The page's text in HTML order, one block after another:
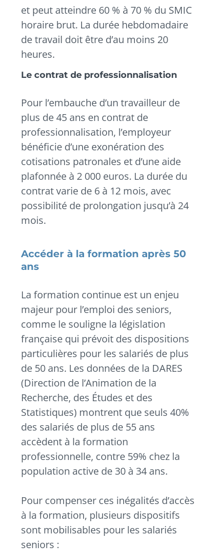
et peut atteindre 60 % à 70 % du SMIC
horaire brut. La durée hebdomadaire
de travail doit être d’au moins 20
heures.
Le contrat de professionnalisation
Pour l’embauche d’un travailleur de
plus de 45 ans en contrat de
professionnalisation, l’employeur
bénéficie d’une exonération des
cotisations patronales et d’une aide
plafonnée à 2 000 euros. La durée du
contrat varie de 6 à 12 mois, avec
possibilité de prolongation jusqu’à 24
mois.
Accéder à la formation après 50
ans
La formation continue est un enjeu
majeur pour l’emploi des seniors,
comme le souligne la législation
française qui prévoit des dispositions
particulières pour les salariés de plus
de 50 ans. Les données de la DARES
(Direction de l’Animation de la
Recherche, des Études et des
Statistiques) montrent que seuls 40%
des salariés de plus de 55 ans
accèdent à la formation
professionnelle, contre 59% chez la
population active de 30 à 34 ans.
Pour compenser ces inégalités d’accès
à la formation, plusieurs dispositifs
sont mobilisables pour les salariés
seniors :